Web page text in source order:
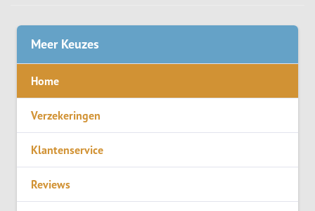
Meer Keuzes
Home
Verzekeringen
Klantenservice
Reviews